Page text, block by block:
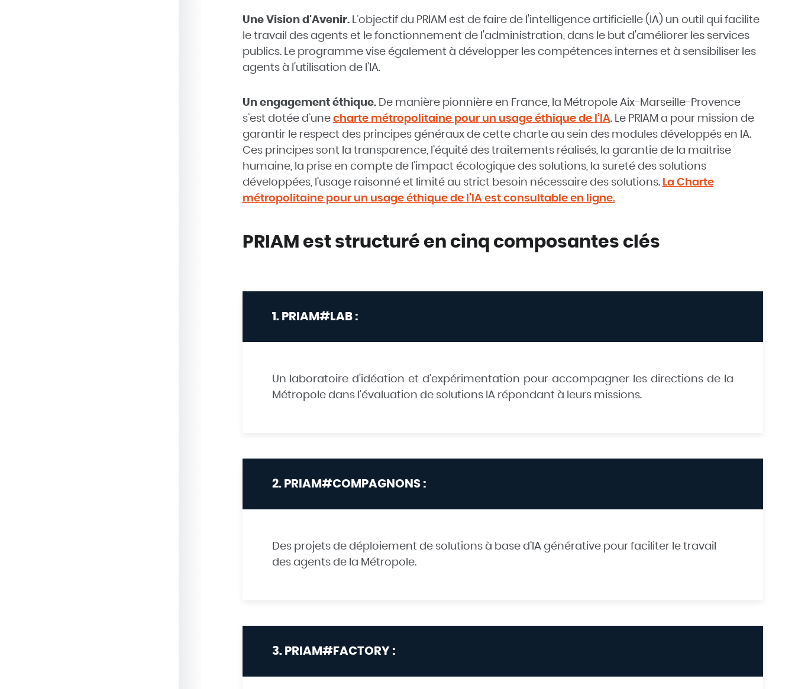
Une Vision d'Avenir.
L’objectif du PRIAM est de faire de l'intelligence artificielle (IA) un outil qui facilite
le travail des agents et le fonctionnement de l'administration, dans le but d'améliorer les services
publics. Le programme vise également à développer les compétences internes et à sensibiliser les
agents à l'utilisation de l'IA.
Un engagement éthique. De manière pionnière en France, la Métropole Aix-Marseille-Provence
s’est dotée d’une charte métropolitaine pour un usage éthique de l’IA. Le PRIAM a pour mission de
garantir le respect des principes généraux de cette charte au sein des modules développés en IA.
Ces principes sont la transparence, l’équité des traitements réalisés, la garantie de la maitrise
humaine, la prise en compte de l’impact écologique des solutions, la sureté des solutions
développées, l’usage raisonné et limité au strict besoin nécessaire des solutions. La Charte
métropolitaine pour un usage éthique de l’IA est consultable en ligne.
PRIAM est structuré en cinq composantes clés
1. PRIAM#LAB :
Un laboratoire d'idéation et d’expérimentation pour accompagner les directions de la
Métropole dans l’évaluation de solutions IA répondant à leurs missions.
2. PRIAM#COMPAGNONS :
Des projets de déploiement de solutions à base d’IA générative pour faciliter le travail
des agents de la Métropole.
3. PRIAM#FACTORY :